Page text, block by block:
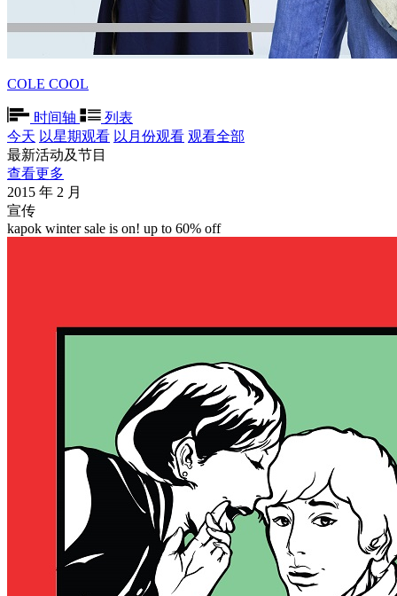
COLE COOL
时间轴
列表
今天 以星期观看 以月份观看 观看全部
最新活动及节目
查看更多
2015 年 2 月
宣传
kapok winter sale is on! up to 60% off